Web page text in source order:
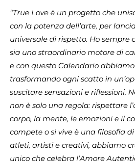
“True Love è un progetto che
con la potenza dell’arte, per
universale di rispetto. Ho sempre
sia uno straordinario motore di
e con questo Calendario
trasformando ogni scatto in
suscitare sensazioni e riflessioni.
non è solo una regola: rispettare
corpo, la mente, le emozioni e il
compete o si vive è una filosofia
atleti, artisti e creativi, abbiamo
unico che celebra l’Amore